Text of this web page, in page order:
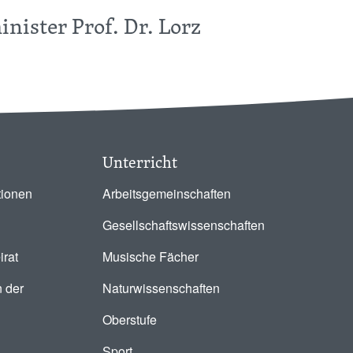
Prof. Dr. Lorz
der
Unterricht
Arbeitsgemeinschaften
Gesellschaftswissenschaften
Musische Fächer
Naturwissenschaften
Oberstufe